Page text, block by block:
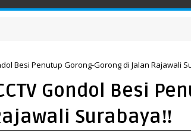
Besi Penutup Gorong-Gorong di Jalan Rajawali
Gondol Besi
Surabaya‼️